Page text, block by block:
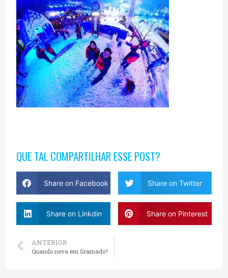
QUE TAL COMPARTILHAR ESSE POST?
Share on Facebook Share on Twitter
Share on Linkdin Share on Pinterest
ANTERIOR
Quando neva em Gramado?